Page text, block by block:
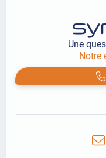
Une
Notre